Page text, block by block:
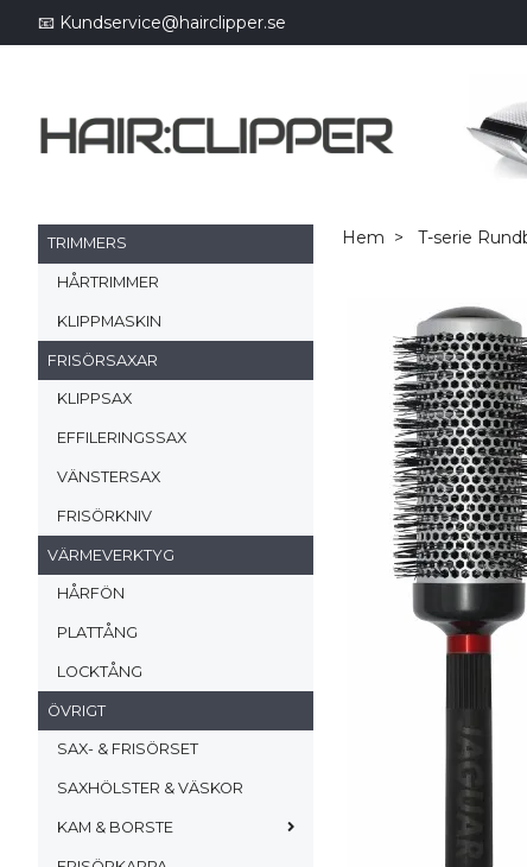
📧 Kundservice@hairclipper.se
TRIMMERS
HÅRTRIMMER
KLIPPMASKIN
FRISÖRSAXAR
KLIPPSAX
EFFILERINGSSAX
VÄNSTERSAX
FRISÖRKNIV
VÄRMEVERKTYG
HÅRFÖN
PLATTÅNG
LOCKTÅNG
ÖVRIGT
SAX- & FRISÖRSET
SAXHÖLSTER & VÄSKOR
KAM & BORSTE
Hem T-serie